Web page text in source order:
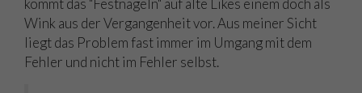
kommt das "Festnageln" auf alte Likes einem doch als
Wink aus der Vergangenheit vor. Aus meiner Sicht
liegt das Problem fast immer im Umgang mit dem
Fehler und nicht im Fehler selbst.